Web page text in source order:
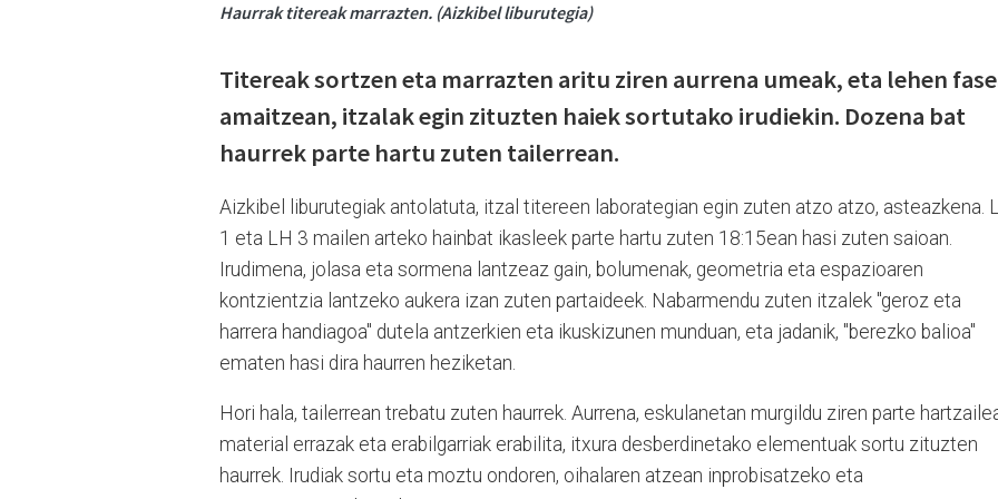
Haurrak titereak marrazten. (Aizkibel liburutegia)
Titereak sortzen eta marrazten aritu ziren aurrena umeak, eta lehen
amaitzean, itzalak egin zituzten haiek sortutako irudiekin. Dozena bat
haurrek parte hartu zuten tailerrean.
Aizkibel liburutegiak antolatuta, itzal titereen laborategian egin zuten atzo atzo, asteazkena.
1 eta LH 3 mailen arteko hainbat ikasleek parte hartu zuten 18:15ean hasi zuten saioan.
Irudimena, jolasa eta sormena lantzeaz gain, bolumenak, geometria eta espazioaren
kontzientzia lantzeko aukera izan zuten partaideek. Nabarmendu zuten itzalek "geroz eta
harrera handiagoa" dutela antzerkien eta ikuskizunen munduan, eta jadanik, "berezko balioa"
ematen hasi dira haurren heziketan.
Hori hala, tailerrean trebatu zuten haurrek. Aurrena, eskulanetan murgildu ziren parte
material errazak eta erabilgarriak erabilita, itxura desberdinetako elementuak sortu zituzten
haurrek. Irudiak sortu eta moztu ondoren, oihalaren atzean inprobisatzeko eta